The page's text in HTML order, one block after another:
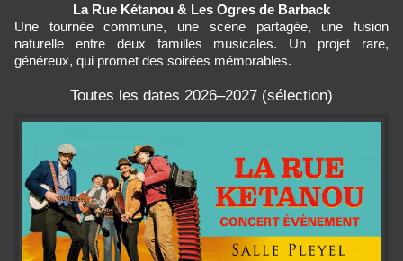
La Rue Kétanou & Les Ogres de Barback
Une tournée commune, une scène partagée, une fusion
naturelle entre deux familles musicales. Un projet rare,
généreux, qui promet des soirées mémorables.
Toutes les dates 2026–2027 (sélection)